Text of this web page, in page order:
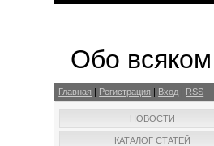
Обо
Главная | Регистрация | Вход | RSS
НОВОСТИ
КАТАЛОГ СТАТЕЙ